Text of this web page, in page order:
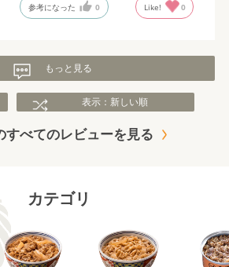
参考になった 0 Like! 0
もっと見る
表示：新しい順
すべてのレビューを見る
カテゴリ